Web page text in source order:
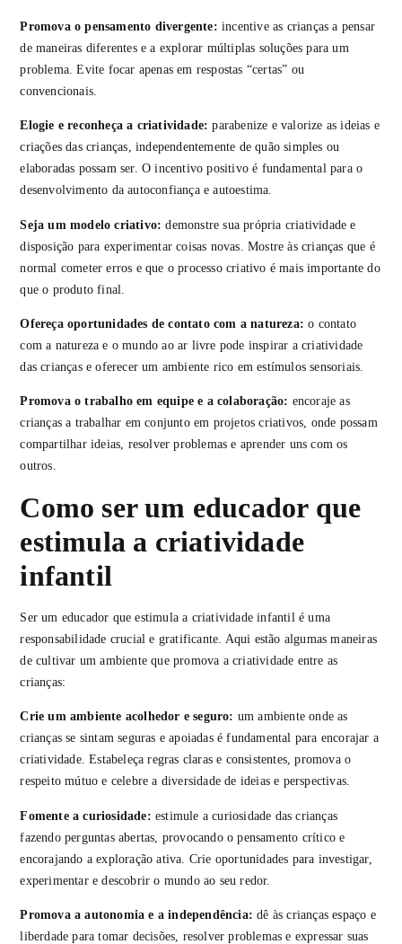
Promova o pensamento divergente: incentive as crianças a pensar
de maneiras diferentes e a explorar múltiplas soluções para um
problema. Evite focar apenas em respostas “certas” ou
convencionais.
Elogie e reconheça a criatividade: parabenize e valorize as ideias e
criações das crianças, independentemente de quão simples ou
elaboradas possam ser. O incentivo positivo é fundamental para o
desenvolvimento da autoconfiança e autoestima.
Seja um modelo criativo: demonstre sua própria criatividade e
disposição para experimentar coisas novas. Mostre às crianças que é
normal cometer erros e que o processo criativo é mais importante do
que o produto final.
Ofereça oportunidades de contato com a natureza: o contato
com a natureza e o mundo ao ar livre pode inspirar a criatividade
das crianças e oferecer um ambiente rico em estímulos sensoriais.
Promova o trabalho em equipe e a colaboração: encoraje as
crianças a trabalhar em conjunto em projetos criativos, onde possam
compartilhar ideias, resolver problemas e aprender uns com os
outros.
Como ser um educador que
estimula a criatividade
infantil
Ser um educador que estimula a criatividade infantil é uma
responsabilidade crucial e gratificante. Aqui estão algumas maneiras
de cultivar um ambiente que promova a criatividade entre as
crianças:
Crie um ambiente acolhedor e seguro: um ambiente onde as
crianças se sintam seguras e apoiadas é fundamental para encorajar a
criatividade. Estabeleça regras claras e consistentes, promova o
respeito mútuo e celebre a diversidade de ideias e perspectivas.
Fomente a curiosidade: estimule a curiosidade das crianças
fazendo perguntas abertas, provocando o pensamento crítico e
encorajando a exploração ativa. Crie oportunidades para investigar,
experimentar e descobrir o mundo ao seu redor.
Promova a autonomia e a independência: dê às crianças espaço e
liberdade para tomar decisões, resolver problemas e expressar suas